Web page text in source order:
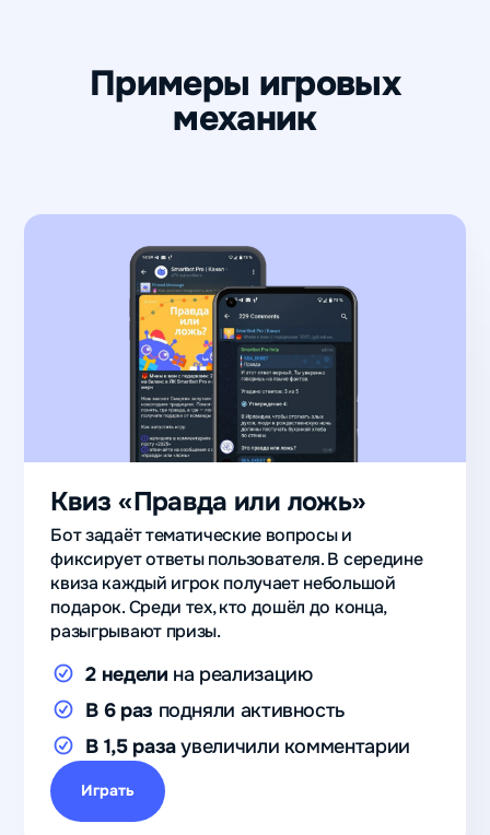
Примеры игровых
механик
Квиз «Правда или ложь»
Бот задаёт тематические вопросы и
фиксирует ответы пользователя. В середине
квиза каждый игрок получает небольшой
подарок. Среди тех, кто дошёл до конца,
разыгрывают призы.
2 недели на реализацию
В 6 раз подняли активность
В 1,5 разаувеличили комментарии
Играть